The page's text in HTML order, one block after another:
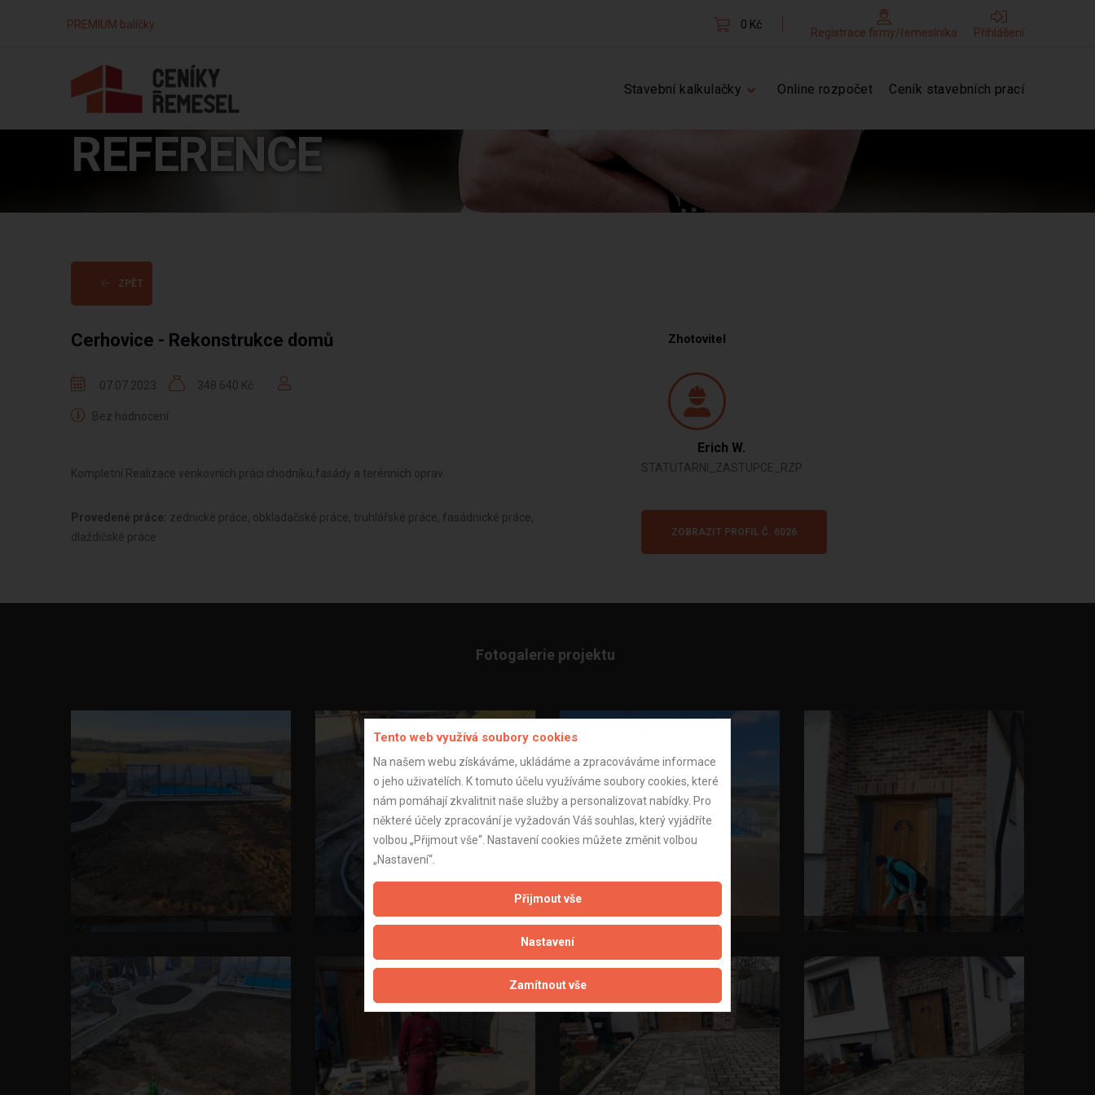
PREMIUM balíčky 0 Kč
Registrace firmy/řemeslníka Přihlášení
Stavební kalkulačky Online rozpočet Ceník stavebních prací
REFERENCE
ZPĚT
Cerhovice - Rekonstrukce domů
07.07.2023 348 640 Kč
Bez hodnocení
Kompletní Realizace venkovních práci chodníku,fasády a terénních oprav.
Provedené práce: zednické práce, obkladačské práce, truhlářské práce, fasádnické práce,
dlaždičské práce
Zhotovitel
Erich W.
STATUTARNI_ZASTUPCE_RZP
ZOBRAZIT PROFIL Č. 6026
Fotogalerie projektu
Tento web využívá soubory cookies
Na našem webu získáváme, ukládáme a zpracováváme informace
o jeho uživatelích. K tomuto účelu využíváme soubory cookies, které
nám pomáhají zkvalitnit naše služby a personalizovat nabídky. Pro
některé účely zpracování je vyžadován Váš souhlas, který vyjádříte
volbou „Přijmout vše“. Nastavení cookies můžete změnit volbou
„Nastavení“.
Přijmout vše
Nastavení
Zamítnout vše